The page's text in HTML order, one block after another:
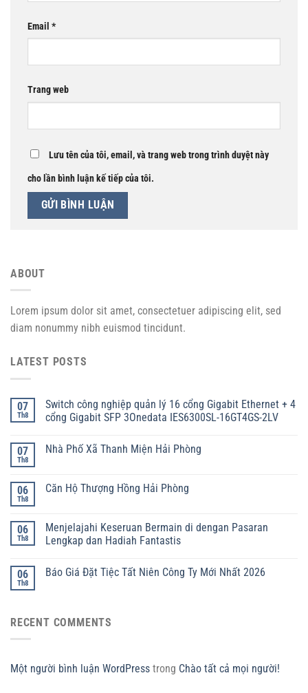
Email *
Trang web
Lưu tên của tôi, email, và trang web trong trình duyệt này
cho lần bình luận kế tiếp của tôi.
ABOUT
Lorem ipsum dolor sit amet, consectetuer adipiscing elit, sed
diam nonummy nibh euismod tincidunt.
LATEST POSTS
07
Th8
Switch công nghiệp quản lý 16 cổng Gigabit Ethernet + 4
cổng Gigabit SFP 3Onedata IES6300SL-16GT4GS-2LV
07
Th8
Nhà Phố Xã Thanh Miện Hải Phòng
06
Th8
Căn Hộ Thượng Hồng Hải Phòng
06
Th8
Menjelajahi Keseruan Bermain di dengan Pasaran
Lengkap dan Hadiah Fantastis
06
Th8
Báo Giá Đặt Tiệc Tất Niên Công Ty Mới Nhất 2026
RECENT COMMENTS
Một người bình luận WordPress trong Chào tất cả mọi người!